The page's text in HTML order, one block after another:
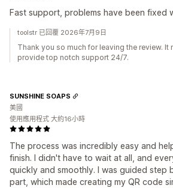
Fast support, problems have been fixed
toolstr 已回覆 2026年7月9日
Thank you so much for leaving the review. It
provide top notch support 24/7.
The process was incredibly easy and
finish. I didn't have to wait at all, and
quickly and smoothly. I was guided step
part, which made creating my QR code
SUNSHINE SOAPS
美國
使用應用程式 大約16小時